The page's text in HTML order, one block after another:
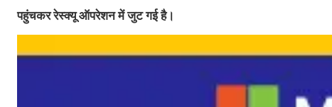
पहुंचकर रेस्क्यू ऑपरेशन में जुट गई है।